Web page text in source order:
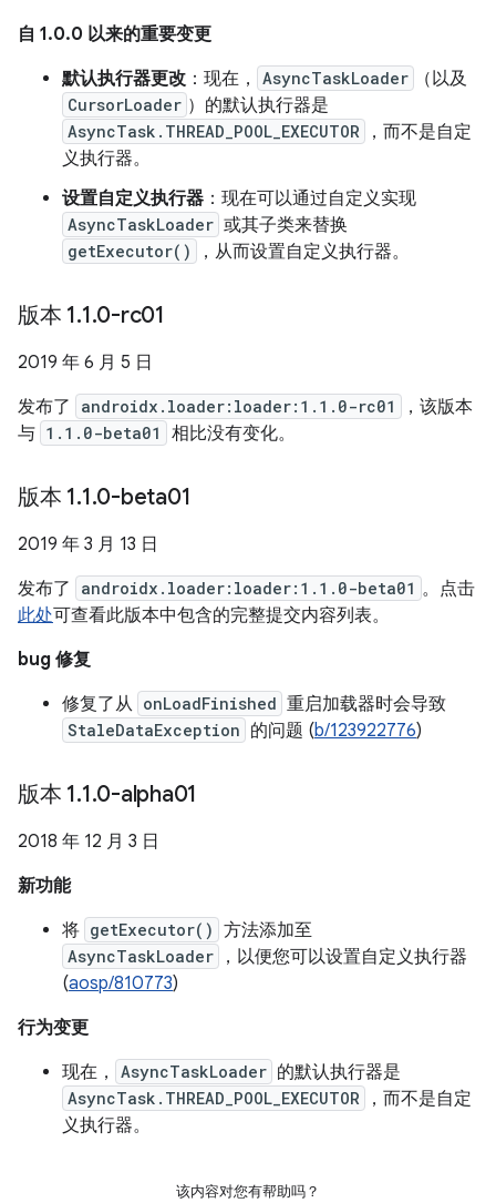
自 1.0.0 以来的重要变更
默认执行器更改 ：现在， AsyncTaskLoader （以及
CursorLoader ）的默认执行器是
AsyncTask.THREAD_POOL_EXECUTOR
，而不是自定
义执行器。
设置自定义执行器 ：现在可以通过自定义实现
AsyncTaskLoader 或其子类来替换
getExecutor() ，从而设置自定义执行器。
版本 1.1.0-rc01
2019 年 6 月 5 日
发布了
androidx.loader:loader:1.1.0-rc01
，该版本
与 1.1.0-beta01 相比没有变化。
版本 1.1.0-beta01
2019 年 3 月 13 日
发布了
androidx.loader:loader:1.1.0-beta01 。点击
此处可查看此版本中包含的完整提交内容列表。
bug 修复
修复了从 onLoadFinished 重启加载器时会导致
StaleDataException 的问题 (b/123922776)
版本 1.1.0-alpha01
2018 年 12 月 3 日
新功能
将 getExecutor() 方法添加至
AsyncTaskLoader
，以便您可以设置自定义执行器
(aosp/810773)
行为变更
现在，
AsyncTaskLoader 的默认执行器是
AsyncTask.THREAD_POOL_EXECUTOR
，而不是自定
义执行器。
该内容对您有帮助吗？